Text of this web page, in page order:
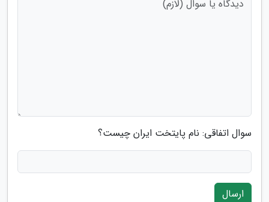
سوال اتفاقی: نام پایتخت ایران چیست؟
ارسال